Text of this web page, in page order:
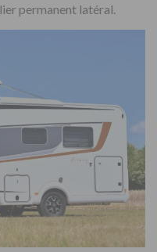
permanent latéral.